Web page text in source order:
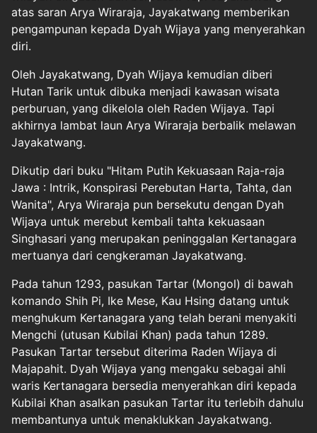
atas saran Arya Wiraraja, Jayakatwang memberikan
pengampunan kepada Dyah Wijaya yang menyerahkan
diri.
Oleh Jayakatwang, Dyah Wijaya kemudian diberi
Hutan Tarik untuk dibuka menjadi kawasan wisata
perburuan, yang dikelola oleh Raden Wijaya. Tapi
akhirnya lambat laun Arya Wiraraja berbalik melawan
Jayakatwang.
Dikutip dari buku "Hitam Putih Kekuasaan Raja-raja
Jawa : Intrik, Konspirasi Perebutan Harta, Tahta, dan
Wanita", Arya Wiraraja pun bersekutu dengan Dyah
Wijaya untuk merebut kembali tahta kekuasaan
Singhasari yang merupakan peninggalan Kertanagara
mertuanya dari cengkeraman Jayakatwang.
Pada tahun 1293, pasukan Tartar (Mongol) di bawah
komando Shih Pi, Ike Mese, Kau Hsing datang untuk
menghukum Kertanagara yang telah berani menyakiti
Mengchi (utusan Kubilai Khan) pada tahun 1289.
Pasukan Tartar tersebut diterima Raden Wijaya di
Majapahit. Dyah Wijaya yang mengaku sebagai ahli
waris Kertanagara bersedia menyerahkan diri kepada
Kubilai Khan asalkan pasukan Tartar itu terlebih dahulu
membantunya untuk menaklukkan Jayakatwang.